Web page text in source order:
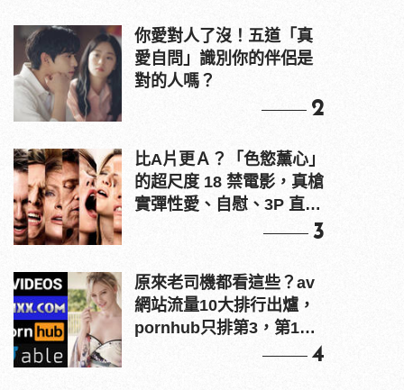
你愛對人了沒！五道「真
愛自問」識別你的伴侶是
對的人嗎？
2
比A片更Ａ？「色慾薰心」
的超尺度 18 禁電影，真槍
實彈性愛、自慰、3P 直接
3
原來老司機都看這些？av
網站流量10大排行出爐，
pornhub只排第3，第1名
4